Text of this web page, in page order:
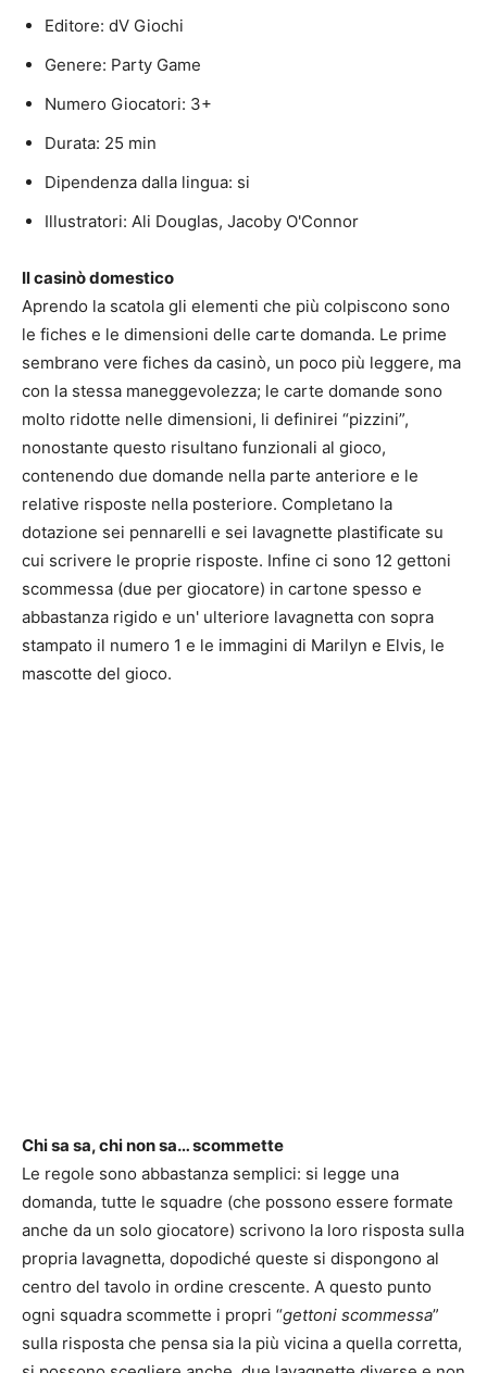
Editore: dV Giochi
Genere: Party Game
Numero Giocatori: 3+
Durata: 25 min
Dipendenza dalla lingua: si
Illustratori: Ali Douglas, Jacoby O'Connor
Il casinò domestico
Aprendo la scatola gli elementi che più colpiscono sono
le fiches e le dimensioni delle carte domanda. Le prime
sembrano vere fiches da casinò, un poco più leggere, ma
con la stessa maneggevolezza; le carte domande sono
molto ridotte nelle dimensioni, li definirei “pizzini”,
nonostante questo risultano funzionali al gioco,
contenendo due domande nella parte anteriore e le
relative risposte nella posteriore. Completano la
dotazione sei pennarelli e sei lavagnette plastificate su
cui scrivere le proprie risposte. Infine ci sono 12 gettoni
scommessa (due per giocatore) in cartone spesso e
abbastanza rigido e un' ulteriore lavagnetta con sopra
stampato il numero 1 e le immagini di Marilyn e Elvis, le
mascotte del gioco.
Chi sa sa, chi non sa… scommette
Le regole sono abbastanza semplici: si legge una
domanda, tutte le squadre (che possono essere formate
anche da un solo giocatore) scrivono la loro risposta sulla
propria lavagnetta, dopodiché queste si dispongono al
centro del tavolo in ordine crescente. A questo punto
ogni squadra scommette i propri “gettoni scommessa”
sulla risposta che pensa sia la più vicina a quella corretta,